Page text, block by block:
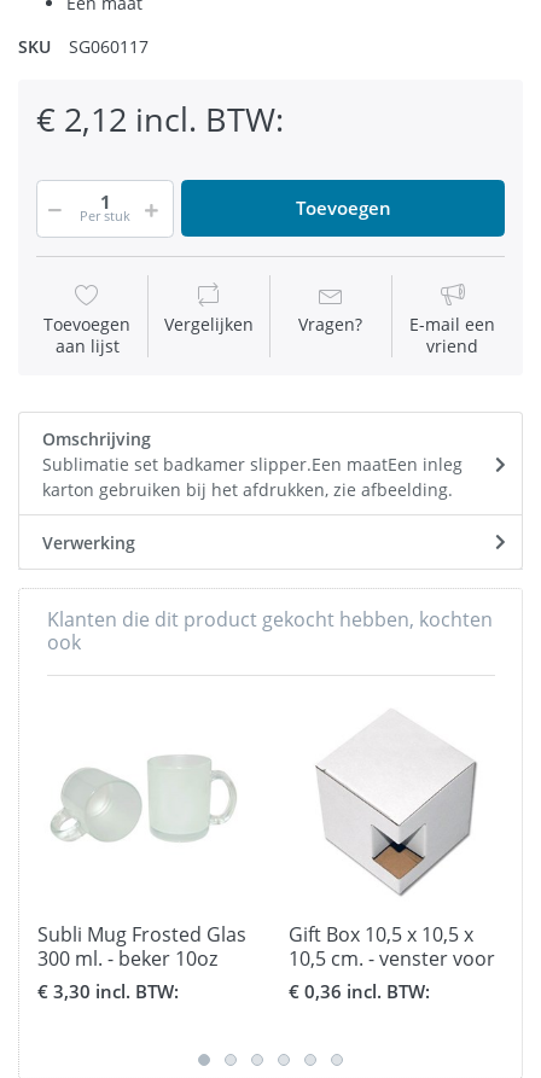
SKU
SG060117
€ 2,12 incl. BTW:
Per stuk Toevoegen
Toevoegen
aan lijst
Vergelijken Vragen?
E-mail een
vriend
Omschrijving
Sublimatie set badkamer slipper.Een maatEen inleg
karton gebruiken bij het afdrukken, zie afbeelding.
Verwerking
Klanten die dit product gekocht hebben, kochten
ook
Subli Mug Frosted Glas
300 ml. - beker 10oz
€ 3,30 incl. BTW:
Gift Box 10,5 x 10,5 x
10,5 cm. - venster voor
bekers
€ 0,36 incl. BTW: